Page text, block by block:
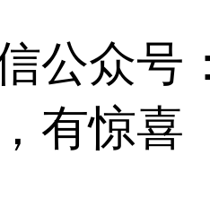
公众号
有惊喜